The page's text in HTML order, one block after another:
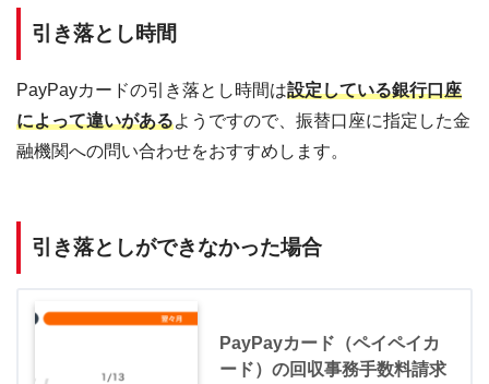
引き落とし時間
PayPayカードの引き落とし時間は設定している銀行口座
によって違いがあるようですので、振替口座に指定した金
融機関への問い合わせをおすすめします。
引き落としができなかった場合
PayPayカード（ペイペイカ
ード）の回収事務手数料請求